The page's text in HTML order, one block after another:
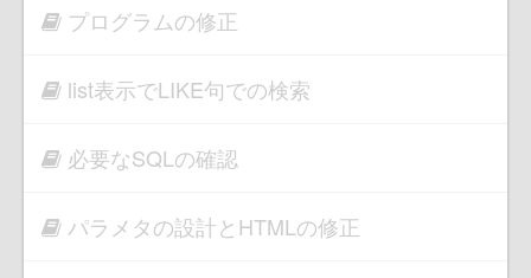
プログラムの修正
list表示でLIKE句での検索
必要なSQLの確認
パラメタの設計とHTMLの修正